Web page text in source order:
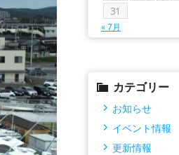
31
« 7月
カテゴリー
お知らせ
イベント情報
更新情報